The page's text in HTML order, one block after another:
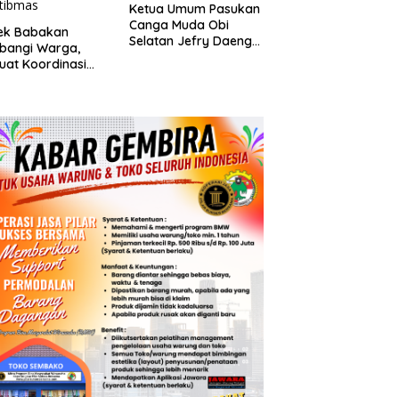
Babakan
Warga,
Koordinasi
Ketua Umum Pasukan
Canga Muda Obi
Selatan Jefry Daeng